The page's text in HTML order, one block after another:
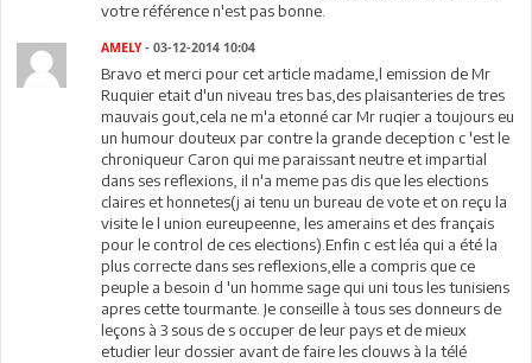
votre référence n'est pas bonne.
AMELY- 03-12-2014 10:04
Bravo et merci pour cet article madame,l emission de Mr
Ruquier etait d'un niveau tres bas,des plaisanteries de tres
mauvais gout,cela ne m'a etonné car Mr ruqier a toujours eu
un humour douteux par contre la grande deception c 'est le
chroniqueur Caron qui me paraissant neutre et impartial
dans ses reflexions, il n'a meme pas dis que les elections
claires et honnetes(j ai tenu un bureau de vote et on reçu la
visite le l union eureupeenne, les amerains et des français
pour le control de ces elections).Enfin c est léa qui a été la
plus correcte dans ses reflexions,elle a compris que ce
peuple a besoin d 'un homme sage qui uni tous les tunisiens
apres cette tourmante. Je conseille à tous ses donneurs de
leçons à 3 sous de s occuper de leur pays et de mieux
etudier leur dossier avant de faire les clouws à la télé